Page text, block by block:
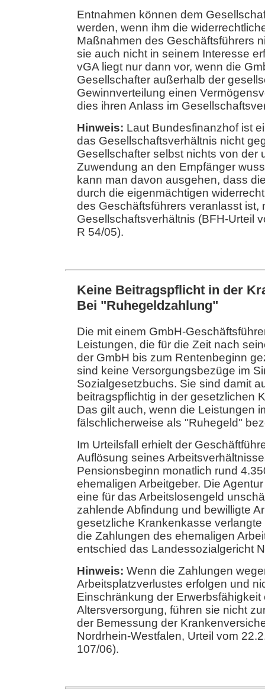
Entnahmen können dem
werden, wenn ihm die
Maßnahmen des Geschäftsführers
sie auch nicht in seinem Interesse
vGA liegt nur dann vor, wenn die
Gesellschafter außerhalb der
Gewinnverteilung einen
dies ihren Anlass im
Hinweis: Laut Bundesfinanzhof ist
das Gesellschaftsverhältnis nicht
Gesellschafter selbst nichts von der
Zuwendung an den Empfänger
kann man davon ausgehen, dass
durch die eigenmächtigen
des Geschäftsführers veranlasst ist,
Gesellschaftsverhältnis (BFH-Urteil
R 54/05).
Keine Beitragspflicht in der
Bei "Ruhegeldzahlung"
Die mit einem GmbH-
Leistungen, die für die Zeit nach
der GmbH bis zum Rentenbeginn
sind keine Versorgungsbezüge im
Sozialgesetzbuchs. Sie sind damit
beitragspflichtig in der gesetzlichen
Das gilt auch, wenn die Leistungen
fälschlicherweise als "Ruhegeld"
Im Urteilsfall erhielt der
Auflösung seines
Pensionsbeginn monatlich rund
ehemaligen Arbeitgeber. Die
eine für das Arbeitslosengeld
zahlende Abfindung und bewilligte
gesetzliche Krankenkasse
die Zahlungen des ehemaligen
entschied das Landessozialgericht
Hinweis: Wenn die Zahlungen
Arbeitsplatzverlustes erfolgen und
Einschränkung der Erwerbsfähigkeit
Altersversorgung, führen sie nicht
der Bemessung der
Nordrhein-Westfalen, Urteil vom
107/06).